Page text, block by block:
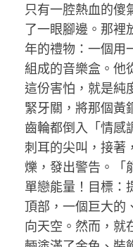
只有一腔熱血的傻
了一眼腳邊。那裡
年的禮物：一個用
組成的音樂盒。他
這份害怕，就是純
緊牙關，將那個黃
齒輪都倒入「情感
刺耳的尖叫，接著
爍，發出警告。「
單戀能量！目標：
頂部，一個巨大的
向天空。然而，就